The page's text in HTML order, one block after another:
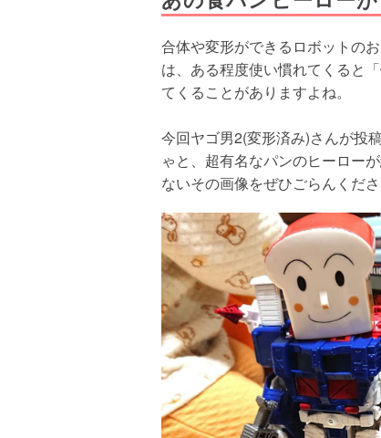
合体や変形ができるロボットの
は、ある程度使い慣れてくると
てくることがありますよね。
今回ヤゴ男2(変形済み)さんが投
ゃと、超有名なパンのヒーロー
ないその画像をぜひごらんくださ